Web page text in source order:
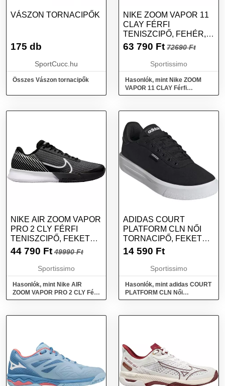
VÁSZON TORNACIPŐK
175 db
SportCucc.hu
Összes Vászon tornacipők
NIKE ZOOM VAPOR 11
CLAY FÉRFI
TENISZCIPŐ, FEHÉR,
MÉRET 46
63 790 Ft 72690 Ft
Sportissimo
Hasonlók, mint Nike ZOOM
VAPOR 11 CLAY Férfi
teniszcipő, fehér, méret 46
NIKE AIR ZOOM VAPOR
PRO 2 CLY FÉRFI
TENISZCIPŐ, FEKETE,
MÉRET 43
44 790 Ft 49990 Ft
Sportissimo
Hasonlók, mint Nike AIR
ZOOM VAPOR PRO 2 CLY Férfi
teniszcipő, fekete, méret 43
ADIDAS COURT
PLATFORM CLN NŐI
TORNACIPŐ, FEKETE,
MÉRET 41 1/3
14 590 Ft
Sportissimo
Hasonlók, mint adidas COURT
PLATFORM CLN Női
tornacipő, fekete, méret 41 1/3